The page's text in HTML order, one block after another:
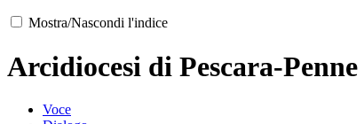
Mostra/Nascondi l'indice
Arcidiocesi di Pescara-Penne
Voce